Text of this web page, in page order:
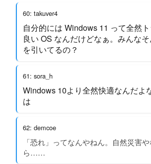
60: takuver4
自分的には Windows 11 って全然
良い OS なんだけどなぁ。みんな
を引いてるの？
61: sora_h
Windows 10より全然快適なんだよ
は
62: demcoe
「恐れ」ってなんやねん。自然災害
ら……